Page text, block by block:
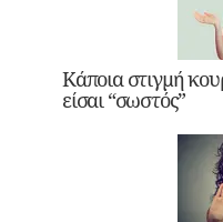
Κάποια στιγμή
είσαι “σωστός”